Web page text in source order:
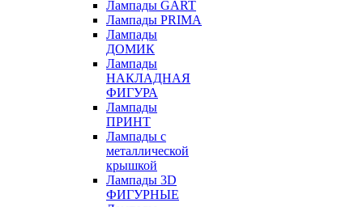
Лампады GART
Лампады PRIMA
Лампады
ДОМИК
Лампады
НАКЛАДНАЯ
ФИГУРА
Лампады
ПРИНТ
Лампады с
металлической
крышкой
Лампады 3D
ФИГУРНЫЕ